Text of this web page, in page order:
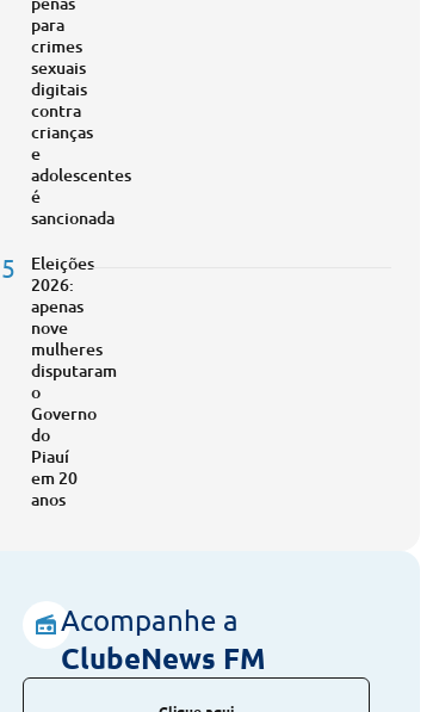
para
crimes
sexuais
digitais
contra
crianças
e
adolescentes
é
sancionada
5
Eleições
2026:
apenas
nove
mulheres
disputaram
o
Governo
do
Piauí
em 20
anos
Acompanhe a
ClubeNews FM